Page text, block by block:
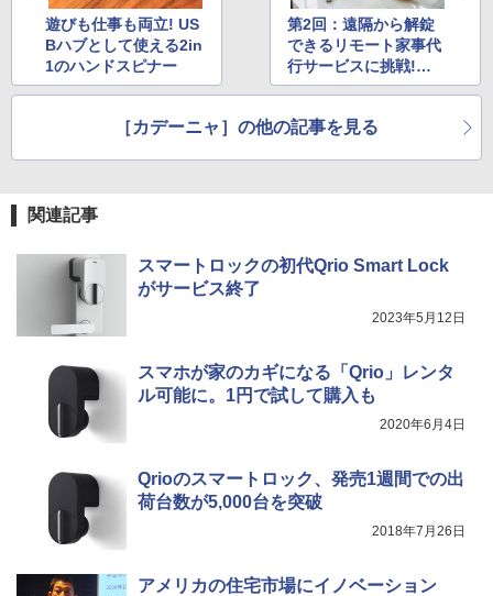
遊びも仕事も両立! US
Bハブとして使える2in
1のハンドスピナー
第2回：遠隔から解錠
できるリモート家事代
行サービスに挑戦!
【家じゅうまるごとIo
［カデーニャ］の他の記事を見る
関連記事
スマートロックの初代Qrio Smart Lock
がサービス終了
2023年5月12日
スマホが家のカギになる「Qrio」レンタ
ル可能に。1円で試して購入も
2020年6月4日
Qrioのスマートロック、発売1週間での出
荷台数が5,000台を突破
2018年7月26日
アメリカの住宅市場にイノベーション